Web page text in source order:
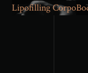
Lipofilling Corpo